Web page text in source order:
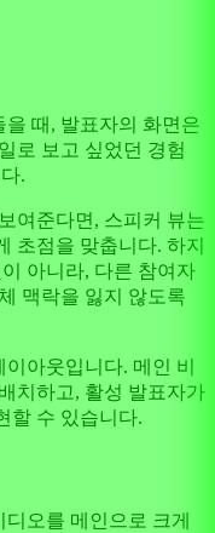
때, 발표자의 화면은
로 보고 싶었던 경험
.
여준다면, 스피커 뷰는
초점을 맞춥니다. 하지
아니라, 다른 참여자
맥락을 잃지 않도록
아웃입니다. 메인 비
치하고, 활성 발표자가
할 수 있습니다.
오를 메인으로 크게